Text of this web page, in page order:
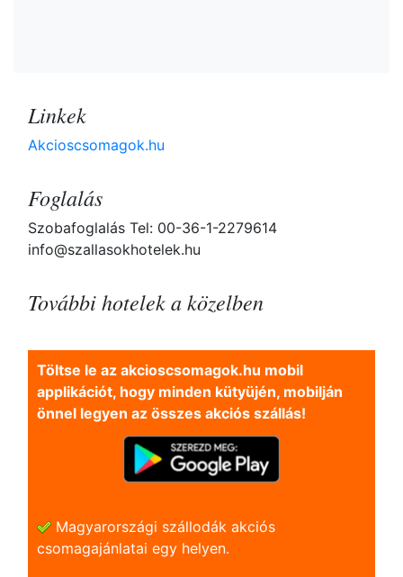
Linkek
Akcioscsomagok.hu
Foglalás
Szobafoglalás Tel: 00-36-1-2279614
info@szallasokhotelek.hu
További hotelek a közelben
Töltse le az akcioscsomagok.hu mobil
applikációt, hogy minden kütyüjén, mobilján
önnel legyen az összes akciós szállás!
Magyarországi szállodák akciós
csomagajánlatai egy helyen.